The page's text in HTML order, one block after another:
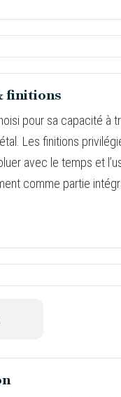
finitions
pour sa capacité à
Les finitions
avec le temps et
comme partie